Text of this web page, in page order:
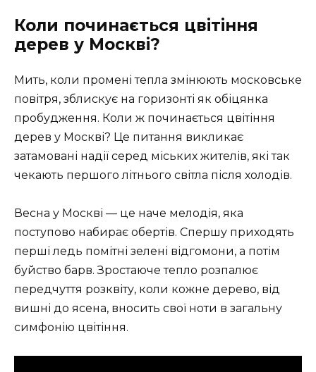
Коли починається цвітіння
дерев у Москві?
Мить, коли промені тепла змінюють московське
повітря, зблискує на горизонті як обіцянка
пробудження. Коли ж починається цвітіння
дерев у Москві? Це питання викликає
затамовані надії серед міських жителів, які так
чекають першого літнього світла після холодів.
Весна у Москві — це наче мелодія, яка
поступово набирає обертів. Спершу приходять
перші ледь помітні зелені відгомони, а потім
буйство барв. Зростаюче тепло розпалює
передчуття розквіту, коли кожне дерево, від
вишні до ясена, вносить свої ноти в загальну
симфонію цвітіння.